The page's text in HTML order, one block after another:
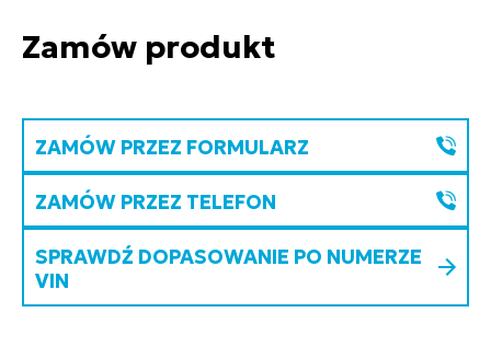
Zamów produkt
ZAMÓW PRZEZ FORMULARZ
ZAMÓW PRZEZ TELEFON
SPRAWDŹ DOPASOWANIE PO NUMERZE
VIN